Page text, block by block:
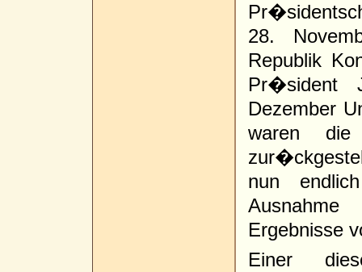
28.
Republik
Pr�sident
Dezember
waren die
nun
Ergebnisse
Einer